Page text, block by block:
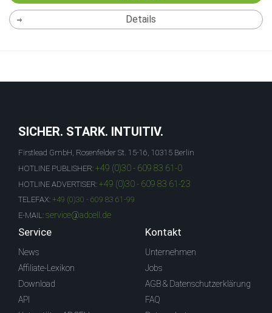
Details
SICHER. STARK. INTUITIV.
Firstlead GmbH, Rosenfelder St. 15-16, 10315 Berlin
HOTLINE PUBLISHER: +49 (0)30 - 609 83 61-0
HOTLINE ADVERTISER: +49 (0)30 - 609 83 61-23
TELEFAX: +49 (0)30 - 609 83 61-99
E-MAIL: service@adcell.de
Service
News
Affiliate-Lexikon
Download
API
Kontakt
Unternehmen
Jobs
AGB & Datenschutzerklärung
FAQ